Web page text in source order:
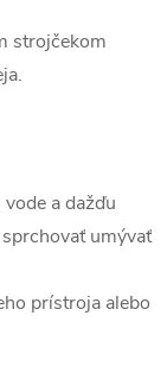
strojčekom
a dažďu
umývať
prístroja alebo